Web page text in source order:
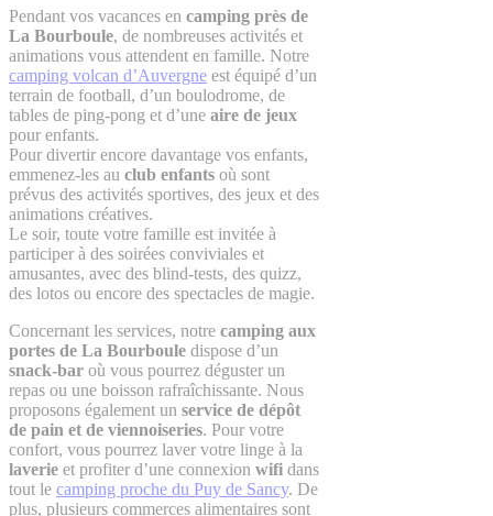
Pendant vos vacances en camping près de
La Bourboule, de nombreuses activités et
animations vous attendent en famille. Notre
camping volcan d’Auvergne est équipé d’un
terrain de football, d’un boulodrome, de
tables de ping-pong et d’une aire de jeux
pour enfants.
Pour divertir encore davantage vos enfants,
emmenez-les au club enfants où sont
prévus des activités sportives, des jeux et des
animations créatives.
Le soir, toute votre famille est invitée à
participer à des soirées conviviales et
amusantes, avec des blind-tests, des quizz,
des lotos ou encore des spectacles de magie.
Concernant les services, notre camping aux
portes de La Bourboule dispose d’un
snack-bar où vous pourrez déguster un
repas ou une boisson rafraîchissante. Nous
proposons également un service de dépôt
de pain et de viennoiseries. Pour votre
confort, vous pourrez laver votre linge à la
laverie et profiter d’une connexion wifi dans
tout le camping proche du Puy de Sancy. De
plus, plusieurs commerces alimentaires sont